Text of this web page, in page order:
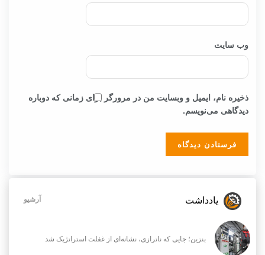
وب‌ سایت
ذخیره نام، ایمیل و وبسایت من در مرورگر برای زمانی که دوباره
دیدگاهی می‌نویسم.
یادداشت آرشیو
بنزین؛ جایی که ناترازی، نشانه‌ای از غفلت استراتژیک شد